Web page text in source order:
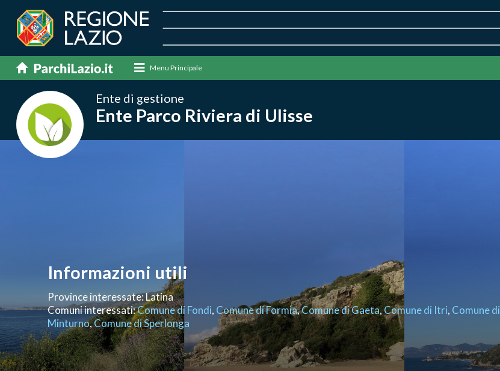
Menu Principale
Ente di gestione
Ente Parco Riviera di Ulisse
Informazioni utili
Province interessate: Latina
Comuni interessati:Comune di Fondi, Comune di Formia,Comune di Gaeta,Comune di Itri, Comune di
Minturno,Comune di Sperlonga